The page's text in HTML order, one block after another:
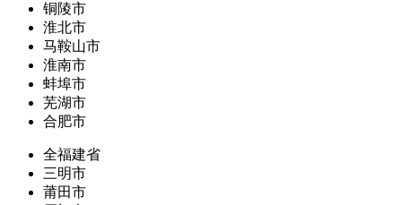
铜陵市
淮北市
马鞍山市
淮南市
蚌埠市
芜湖市
合肥市
全福建省
三明市
莆田市